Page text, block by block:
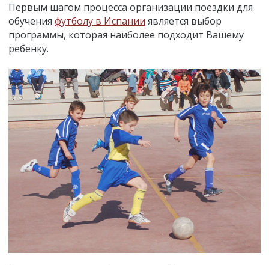
Первым шагом процесса организации поездки для
обучения футболу в Испании является выбор
программы, которая наиболее подходит Вашему
ребенку.